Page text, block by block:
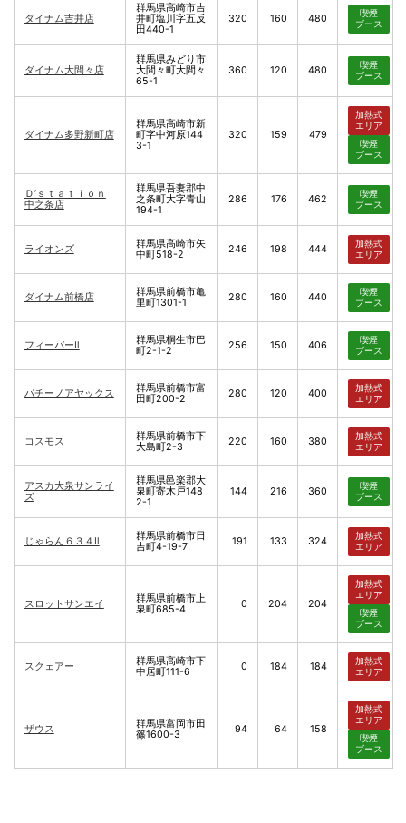
ダイナム吉井店
群馬県高崎市吉
井町塩川字五反
田440-1
320 160 480
喫煙
ブース
ダイナム大間々店
群馬県みどり市
大間々町大間々
65-1
360 120 480
喫煙
ブース
ダイナム多野新町店
群馬県高崎市新
町字中河原144
3-1
320 159 479
加熱式
エリア
喫煙
ブース
Ｄ’ｓｔａｔｉｏｎ
中之条店
群馬県吾妻郡中
之条町大字青山
194-1
286 176 462
喫煙
ブース
ライオンズ
群馬県高崎市矢
中町518-2
246 198 444
加熱式
エリア
ダイナム前橋店
群馬県前橋市亀
里町1301-1
280 160 440
喫煙
ブース
フィーバーⅡ
群馬県桐生市巴
町2-1-2
256 150 406
喫煙
ブース
パチーノアヤックス
群馬県前橋市富
田町200-2
280 120 400
加熱式
エリア
コスモス
群馬県前橋市下
大島町2-3
220 160 380
加熱式
エリア
アスカ大泉サンライ
ズ
群馬県邑楽郡大
泉町寄木戸148
2-1
144 216 360
喫煙
ブース
じゃらん６３４Ⅱ
群馬県前橋市日
吉町4-19-7
191 133 324
加熱式
エリア
スロットサンエイ
群馬県前橋市上
泉町685-4
0 204 204
加熱式
エリア
喫煙
ブース
スクェアー
群馬県高崎市下
中居町111-6
0 184 184
加熱式
エリア
ザウス
群馬県富岡市田
篠1600-3
94 64 158
加熱式
エリア
喫煙
ブース